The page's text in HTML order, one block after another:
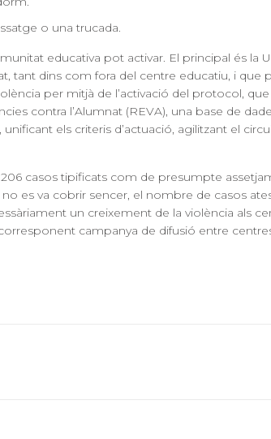
o una trucada.
educativa pot activar. El principal és la
tant dins com fora del centre educatiu, i que
per mitjà de l’activació del protocol,
contra l’Alumnat (REVA), una base de
els criteris d’actuació, agilitzant el
casos tipificats com de presumpte
es va cobrir sencer, el nombre de casos
un creixement de la violència als
campanya de difusió entre